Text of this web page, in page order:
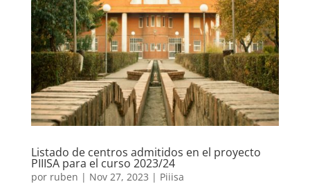
Listado de centros admitidos en el proyecto
PIIISA para el curso 2023/24
por ruben | Nov 27, 2023 | Piiisa